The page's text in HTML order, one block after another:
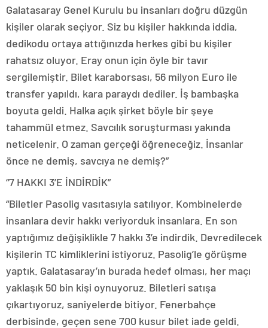
Galatasaray Genel Kurulu bu insanları doğru düzgün
kişiler olarak seçiyor. Siz bu kişiler hakkında iddia,
dedikodu ortaya attığınızda herkes gibi bu kişiler
rahatsız oluyor. Eray onun için öyle bir tavır
sergilemiştir. Bilet karaborsası, 56 milyon Euro ile
transfer yapıldı, kara paraydı dediler. İş bambaşka
boyuta geldi. Halka açık şirket böyle bir şeye
tahammül etmez. Savcılık soruşturması yakında
neticelenir. O zaman gerçeği öğreneceğiz. İnsanlar
önce ne demiş, savcıya ne demiş?”
“7 HAKKI 3’E İNDİRDİK”
“Biletler Pasolig vasıtasıyla satılıyor. Kombinelerde
insanlara devir hakkı veriyorduk insanlara. En son
yaptığımız değişiklikle 7 hakkı 3’e indirdik. Devredilecek
kişilerin TC kimliklerini istiyoruz. Pasolig’le görüşme
yaptık. Galatasaray’ın burada hedef olması, her maçı
yaklaşık 50 bin kişi oynuyoruz. Biletleri satışa
çıkartıyoruz, saniyelerde bitiyor. Fenerbahçe
derbisinde, geçen sene 700 kusur bilet iade geldi.